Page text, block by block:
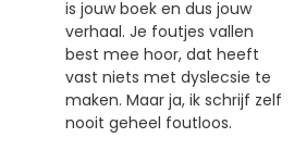
is jouw boek en dus jouw
verhaal. Je foutjes vallen
best mee hoor, dat heeft
vast niets met dyslecsie te
maken. Maar ja, ik schrijf zelf
nooit geheel foutloos.